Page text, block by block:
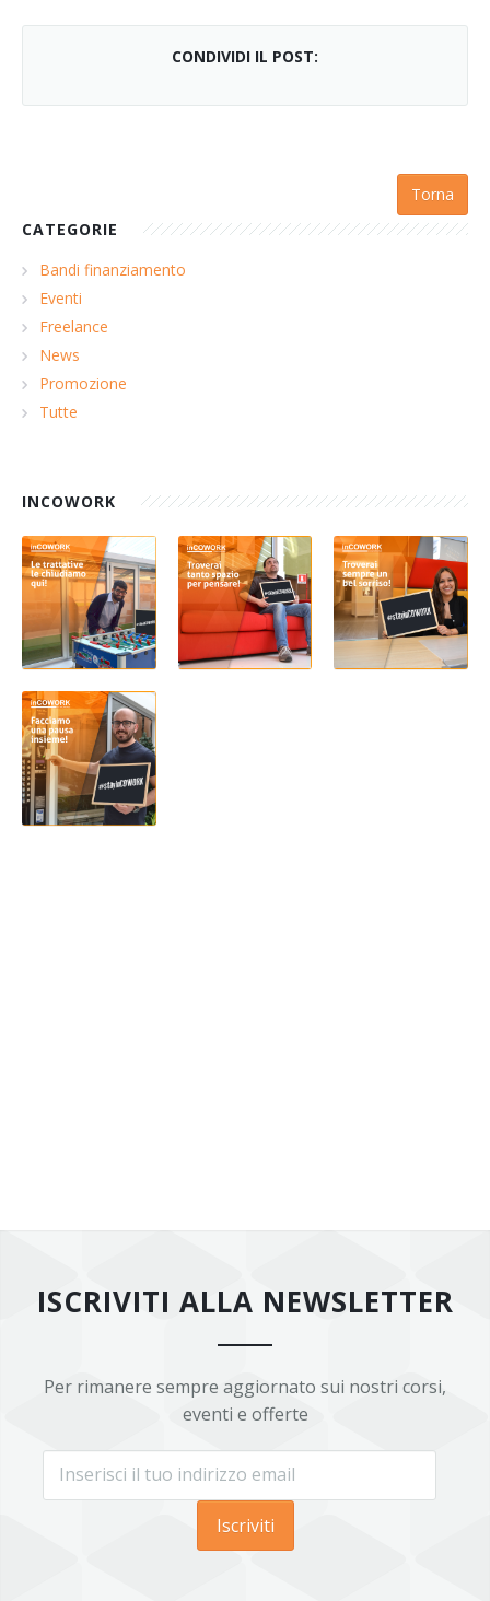
CONDIVIDI IL POST:
Torna
CATEGORIE
Bandi finanziamento
Eventi
Freelance
News
Promozione
Tutte
INCOWORK
ISCRIVITI ALLA NEWSLETTER
Per rimanere sempre aggiornato sui nostri corsi,
eventi e offerte
Iscriviti